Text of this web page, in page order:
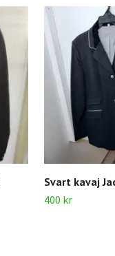
Svart kavaj
400 kr